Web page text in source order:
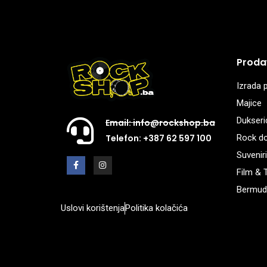
Email: info@rockshop.ba
Telefon: +387 62 597 100
Izrada
Majice
Rock
Suveniri
Film &
Uslovi korištenjaPolitika kolačića